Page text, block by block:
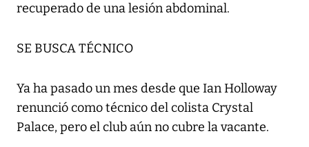
recuperado de una lesión abdominal.
SE BUSCA TÉCNICO
Ya ha pasado un mes desde que Ian Holloway
renunció como técnico del colista Crystal
Palace, pero el club aún no cubre la vacante.